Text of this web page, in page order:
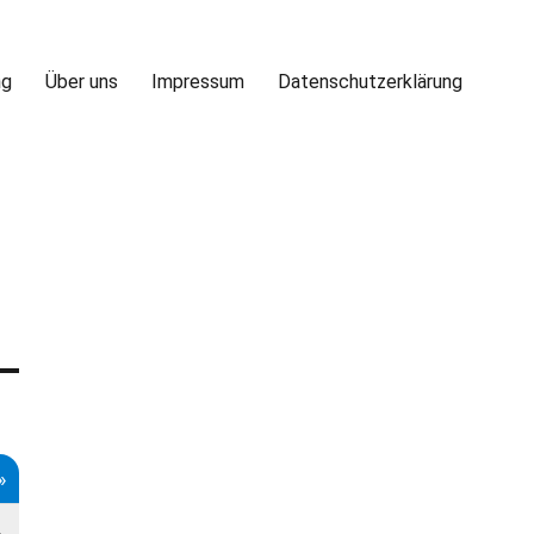
Über uns Impressum Datenschutzerklärung